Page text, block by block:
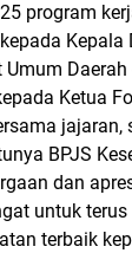
program
Kepala
Ketua
jajaran,
BPJS
dan
untuk
terbaik